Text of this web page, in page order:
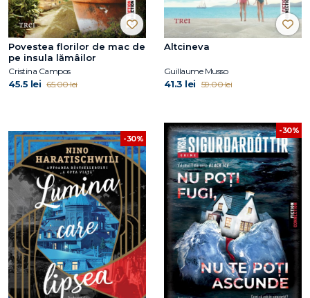
Povestea florilor de mac de
pe insula lămâilor
Cristina Campos
45.5 lei 65.00 lei
Altcineva
Guillaume Musso
41.3 lei 59.00 lei
-30%
-30%